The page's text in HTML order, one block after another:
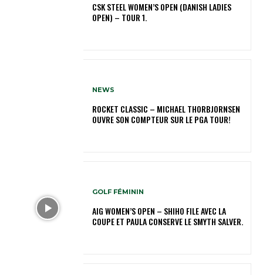
CSK STEEL WOMEN’S OPEN (DANISH LADIES
OPEN) – TOUR 1.
NEWS
ROCKET CLASSIC – MICHAEL THORBJORNSEN
OUVRE SON COMPTEUR SUR LE PGA TOUR!
GOLF FÉMININ
AIG WOMEN’S OPEN – SHIHO FILE AVEC LA
COUPE ET PAULA CONSERVE LE SMYTH SALVER.